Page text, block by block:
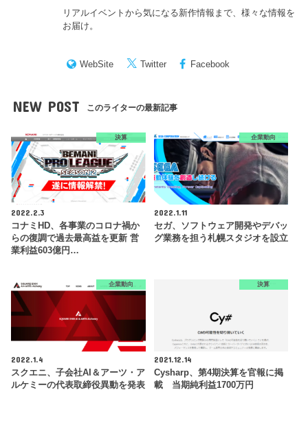
リアルイベントから気になる新作情報まで、様々な情報を
お届け。
WebSite Twitter Facebook
NEW POST このライターの最新記事
決算
2022.2.3
コナミHD、各事業のコロナ禍か
らの復調で過去最高益を更新 営
業利益603億円…
企業動向
2022.1.11
セガ、ソフトウェア開発やデバッ
グ業務を担う札幌スタジオを設立
企業動向
2022.1.4
スクエニ、子会社AI＆アーツ・ア
ルケミーの代表取締役異動を発表
決算
2021.12.14
Cysharp、第4期決算を官報に掲
載 当期純利益1700万円